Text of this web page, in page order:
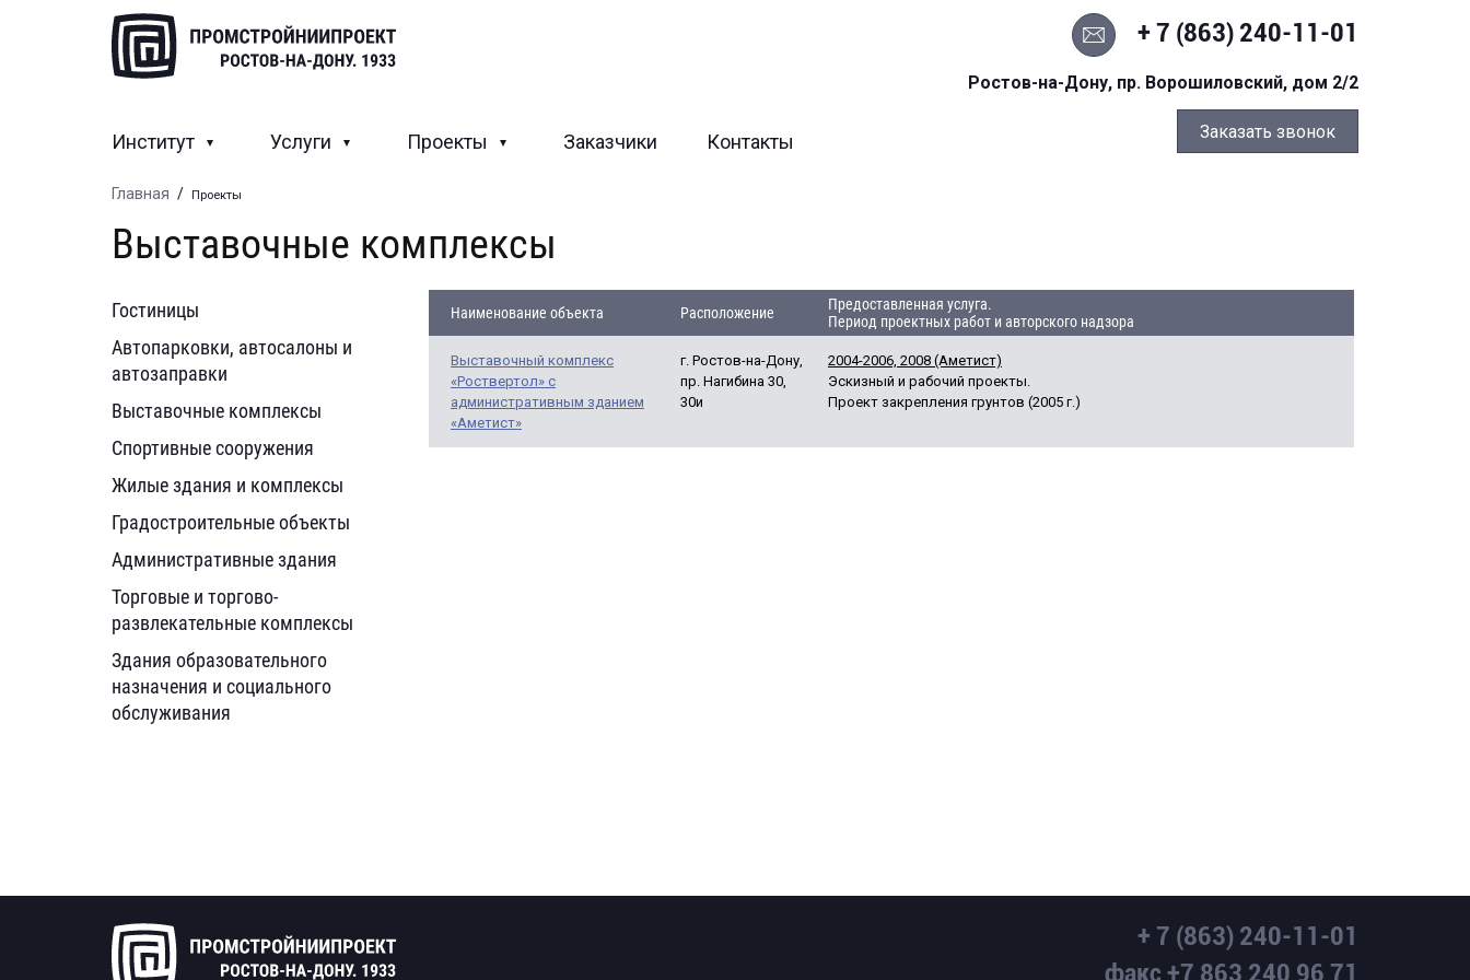
+ 7 (863) 240-11-01
Ростов-на-Дону, пр. Ворошиловский, дом 2/2
Заказать звонок
Институт Услуги Проекты Заказчики Контакты
Главная / Проекты
Выставочные комплексы
Гостиницы
Автопарковки, автосалоны и
автозаправки
Выставочные комплексы
Спортивные сооружения
Жилые здания и комплексы
Градостроительные объекты
Административные здания
Торговые и торгово-
развлекательные комплексы
Здания образовательного
назначения и социального
обслуживания
Наименование объекта Расположение
Предоставленная услуга.
Период проектных работ и авторского надзора
Выставочный комплекс
«Роствертол» с
административным зданием
«Аметист»
г. Ростов-на-Дону,
пр. Нагибина 30,
30и
2004-2006, 2008 (Аметист)
Эскизный и рабочий проекты.
Проект закрепления грунтов (2005 г.)
+ 7 (863) 240-11-01
факс +7 863 240 96 71